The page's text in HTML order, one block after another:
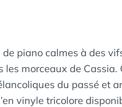
piano calmes à des
morceaux de
du passé et
vinyle tricolore